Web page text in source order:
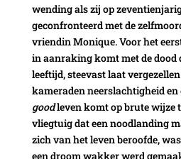
wending als zij op
geconfronteerd met de
vriendin Monique. Voor het
in aanraking komt met de dood
leeftijd, steevast laat
kameraden neerslachtigheid en
goodleven komt op brute wijze
vliegtuig dat een noodlanding
zich van het leven beroofde,
een droom wakker werd